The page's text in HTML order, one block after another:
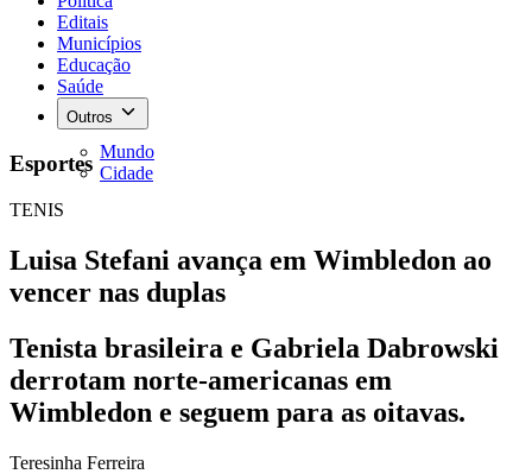
Editais
Municípios
Educação
Saúde
Outros
Mundo
Cidade
Esportes
TENIS
Luisa Stefani avança em Wimbledon ao
vencer nas duplas
Tenista brasileira e Gabriela Dabrowski
derrotam norte-americanas em
Wimbledon e seguem para as oitavas.
Teresinha Ferreira